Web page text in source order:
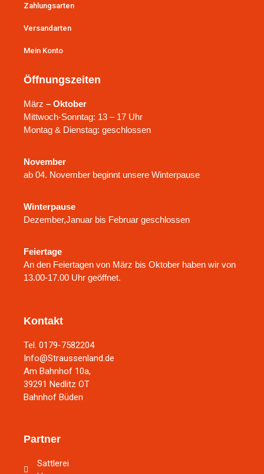
Kontakt
Tel. 0179-7582204
Info@Straussenland.de
Am Bahnhof 10a,
39291 Nedlitz OT
Bahnhof Büden
Partner
Sattlerei
Öffnungszeiten
März – Oktober
Mittwoch-Sonntag: 13 – 17 Uhr
Montag & Dienstag: geschlossen
November
ab 04. November beginnt unsere Winterpause
Winterpause
Dezember,Januar bis Februar geschlossen
Feiertage
An den Feiertagen von März bis Oktober haben wir von
13.00-17.00 Uhr geöffnet.
Zahlungsarten
Versandarten
Mein Konto